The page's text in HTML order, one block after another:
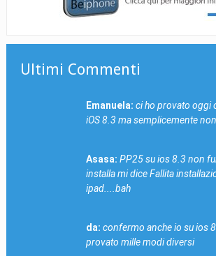
Ultimi Commenti
Emanuela: ci ho provato oggi
iOS 8.3 ma semplicemente
Asasa: PP25 su ios 8.3 non
installa mi dice Fallita
ipad....bah
da: confermo anche io su ios
provato mille modi diversi